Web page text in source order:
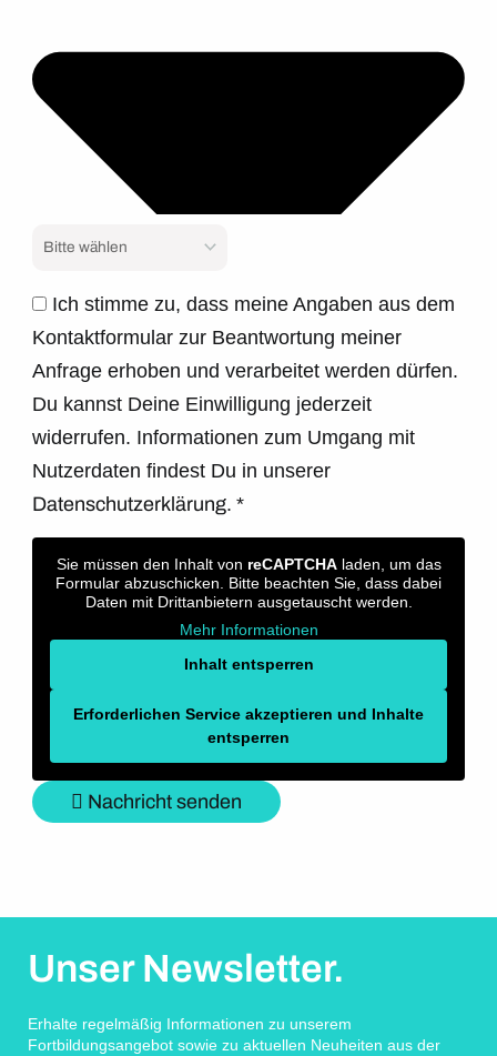
Ich stimme zu, dass meine Angaben aus dem
Kontaktformular zur Beantwortung meiner
Anfrage erhoben und verarbeitet werden dürfen.
Du kannst Deine Einwilligung jederzeit
widerrufen. Informationen zum Umgang mit
Nutzerdaten findest Du in unserer
Datenschutzerklärung.*
Sie müssen den Inhalt von reCAPTCHAladen, um das
Formular abzuschicken. Bitte beachten Sie, dass dabei
Daten mit Drittanbietern ausgetauscht werden.
Mehr Informationen
Inhalt entsperren
Erforderlichen Service akzeptieren und Inhalte
entsperren
Nachricht senden
Unser Newsletter.
Erhalte regelmäßig Informationen zu unserem
Fortbildungsangebot sowie zu aktuellen Neuheiten aus der